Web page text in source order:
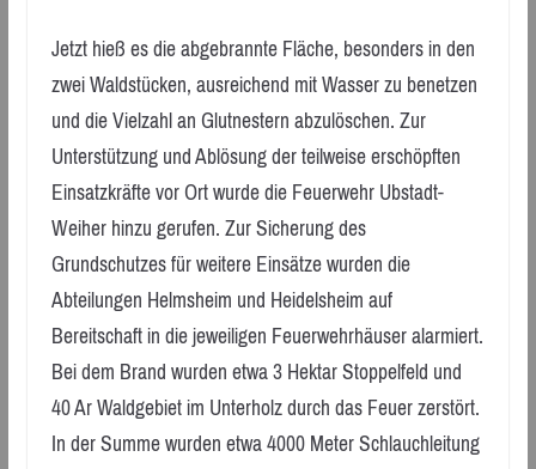
Jetzt hieß es die abgebrannte Fläche, besonders in den
zwei Waldstücken, ausreichend mit Wasser zu benetzen
und die Vielzahl an Glutnestern abzulöschen. Zur
Unterstützung und Ablösung der teilweise erschöpften
Einsatzkräfte vor Ort wurde die Feuerwehr Ubstadt-
Weiher hinzu gerufen. Zur Sicherung des
Grundschutzes für weitere Einsätze wurden die
Abteilungen Helmsheim und Heidelsheim auf
Bereitschaft in die jeweiligen Feuerwehrhäuser alarmiert.
Bei dem Brand wurden etwa 3 Hektar Stoppelfeld und
40 Ar Waldgebiet im Unterholz durch das Feuer zerstört.
In der Summe wurden etwa 4000 Meter Schlauchleitung